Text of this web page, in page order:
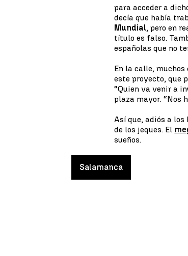
para acceder a
decía que había
Mundial, pero en
título es falso.
españolas que no
En la calle, muchos
este proyecto, que
“Quien va venir a
plaza mayor. “Nos
Así que, adiós a
de los jeques. El
sueños.
Salamanca